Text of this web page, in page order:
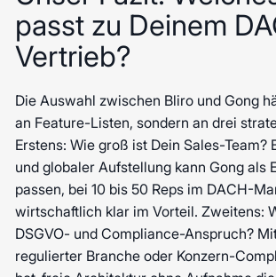
passt zu Deinem
Vertrieb?
Die Auswahl zwischen Bliro und Gong
an Feature-Listen, sondern an drei
Erstens: Wie groß ist Dein Sales-Team?
und globaler Aufstellung kann Gong als
passen, bei 10 bis 50 Reps im DACH-
wirtschaftlich klar im Vorteil. Zweitens:
DSGVO- und Compliance-Anspruch?
regulierter Branche oder Konzern-